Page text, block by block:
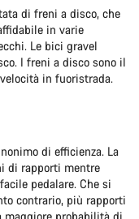
di freni a disco, che
in varie
Le bici gravel
I freni a disco sono il
in fuoristrada.
di efficienza. La
di rapporti mentre
pedalare. Che si
contrario, più rapporti
maggiore probabilità di